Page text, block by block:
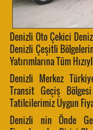
Denizli Oto Çekici
Denizli Çeşitli
Yatırımlarına Tüm
Denizli Merkez
Transit Geçiş
Tatilcilerimiz Uygun
Denizli nin Önde